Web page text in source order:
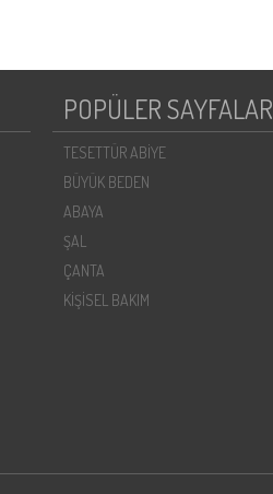
POPÜLER SAYFALAR
TESETTÜR ABİYE
BÜYÜK BEDEN
ABAYA
ŞAL
ÇANTA
KİŞİSEL BAKIM